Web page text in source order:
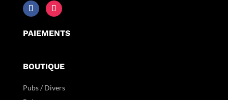
PAIEMENTS
BOUTIQUE
Pubs / Divers